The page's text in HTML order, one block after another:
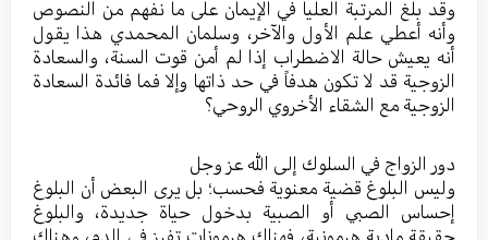
وقد بلغ المرتبة العليا في الإيمان على ما نفهم من النصوص
وأنه أعطي علم الأول والآخر، وسلمان المحمدي هذا يقول
أنه يعيش حالة الاضطراب إذا لم أمن قوت السنة، والسعادة
الزوجية قد لا تكون هدفاً في حد ذاتها وإلا فما فائدة السعادة
الزوجية مع الشقاء الأخروي الروحي؟
دور الزواج في السلوك إلى الله عز وجل
وليس البلوغ قضية معنوية فحسب؛ بل يرى البعض أن البلوغ
إحساس الصبي أو الصبية بدخول حياة جديدة، والبلوغ
حقيقة مادية هرمونية، فهناك هرمونات تفرز في الدم، وهناك